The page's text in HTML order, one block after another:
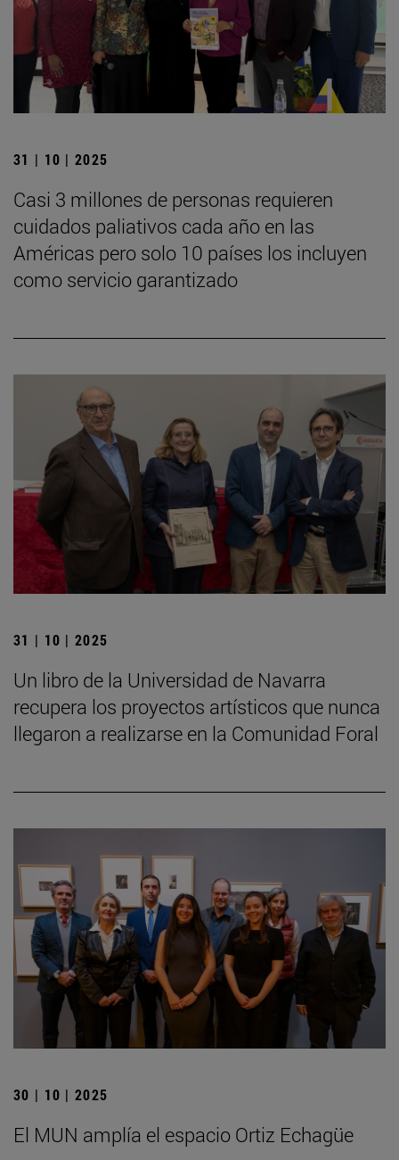
31 | 10 | 2025
Casi 3 millones de personas requieren
cuidados paliativos cada año en las
Américas pero solo 10 países los incluyen
como servicio garantizado
31 | 10 | 2025
Un libro de la Universidad de Navarra
recupera los proyectos artísticos que nunca
llegaron a realizarse en la Comunidad Foral
30 | 10 | 2025
El MUN amplía el espacio Ortiz Echagüe